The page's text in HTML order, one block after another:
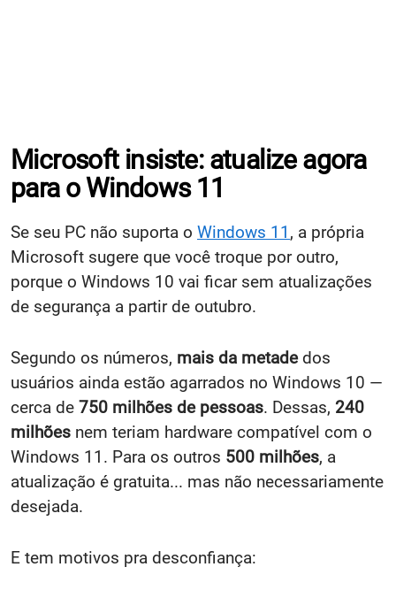
Microsoft insiste: atualize agora
para o Windows 11
Se seu PC não suporta o Windows 11 , a própria
Microsoft sugere que você troque por outro,
porque o Windows 10 vai ficar sem atualizações
de segurança a partir de outubro.
Segundo os números, mais da metadedos
usuários ainda estão agarrados no Windows 10 —
cerca de 750 milhões de pessoas. Dessas, 240
milhões nem teriam hardware compatível com o
Windows 11. Para os outros 500 milhões, a
atualização é gratuita... mas não necessariamente
desejada.
E tem motivos pra desconfiança: